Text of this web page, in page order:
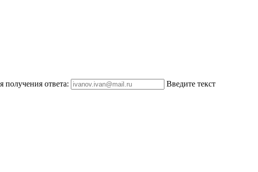
получения ответа: Введите текст